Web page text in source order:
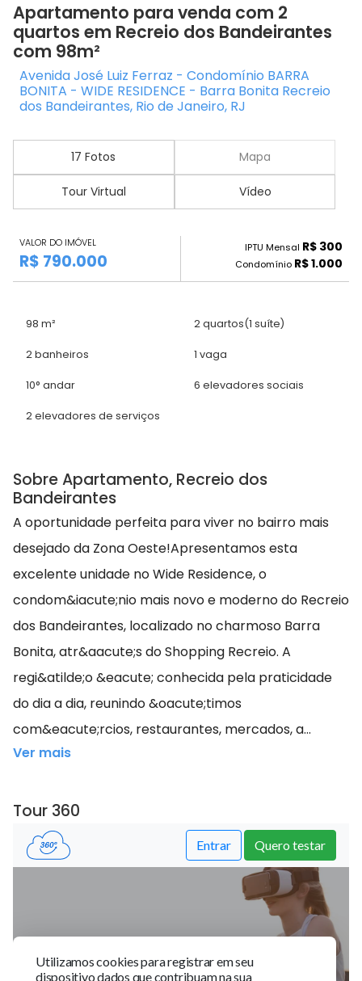
Apartamento para venda com 2
quartos em Recreio dos Bandeirantes
com 98m²
Avenida José Luiz Ferraz - Condomínio BARRA
BONITA - WIDE RESIDENCE - Barra Bonita Recreio
dos Bandeirantes, Rio de Janeiro, RJ
17 Fotos Mapa
Tour Virtual Vídeo
VALOR DO IMÓVEL
R$ 790.000
IPTU Mensal R$ 300
Condomínio R$ 1.000
98 m² 2 quartos(1 suíte)
2 banheiros 1 vaga
10° andar 6 elevadores sociais
2 elevadores de serviços
Sobre Apartamento, Recreio dos
Bandeirantes
A oportunidade perfeita para viver no bairro mais
desejado da Zona Oeste!Apresentamos esta
excelente unidade no Wide Residence, o
condom&iacute;nio mais novo e moderno do Recreio
dos Bandeirantes, localizado no charmoso Barra
Bonita, atr&aacute;s do Shopping Recreio. A
regi&atilde;o &eacute; conhecida pela praticidade
do dia a dia, reunindo &oacute;timos
com&eacute;rcios, restaurantes, mercados, a...
Ver mais
Tour 360